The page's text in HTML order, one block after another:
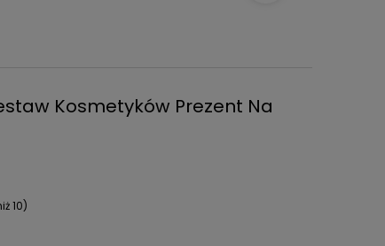
Kosmetyków Prezent Na
10)